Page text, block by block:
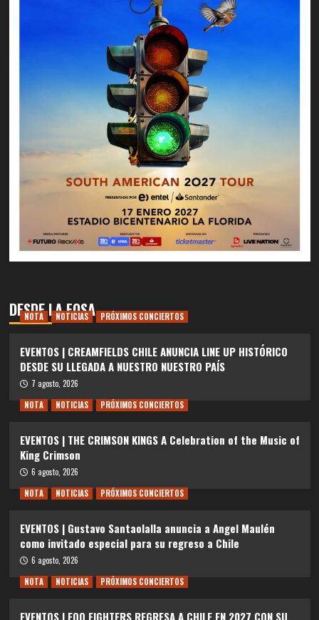
DESDE LA FOSA
NOTA NOTICIAS PRÓXIMOS CONCIERTOS
EVENTOS | CREAMFIELDS CHILE ANUNCIA LINE UP HISTÓRICO
DESDE SU LLEGADA A NUESTRO NUESTRO PAÍS
7 agosto, 2026
NOTA
NOTICIAS PRÓXIMOS CONCIERTOS
EVENTOS | THE CRIMSON KINGS A Celebration of the Music of
King Crimson
6 agosto, 2026
NOTA
NOTICIAS PRÓXIMOS CONCIERTOS
EVENTOS | Gustavo Santaolalla anuncia a Angel Maulén
como invitado especial para su regreso a Chile
6 agosto, 2026
NOTA
NOTICIAS PRÓXIMOS CONCIERTOS
EVENTOS | FOO FIGHTERS REGRESA A CHILE EN 2027 CON SU